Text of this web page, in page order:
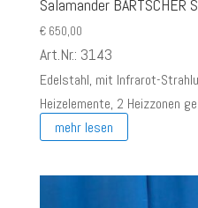
Salamander BARTSCHER
€650,00
Art.Nr.: 3143
Edelstahl, mit Infrarot-
Heizelemente, 2 Heizzonen
mehr lesen